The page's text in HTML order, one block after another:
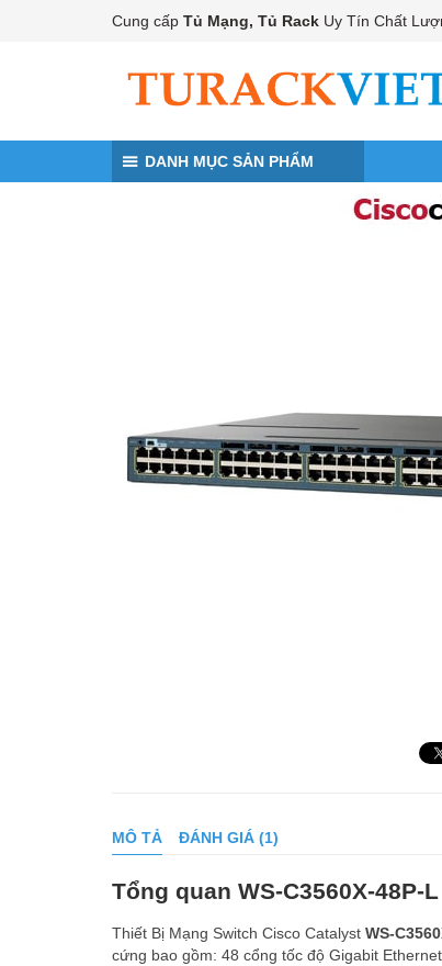
Cung cấp Tủ Mạng, Tủ Rack Uy Tín Chất
DANH MỤC SẢN PHẨM
MÔ TẢ ĐÁNH GIÁ (1)
Tổng quan WS-C3560X-48P-L
Thiết Bị Mạng Switch Cisco Catalyst WS-
cứng bao gồm: 48 cổng tốc độ Gigabit